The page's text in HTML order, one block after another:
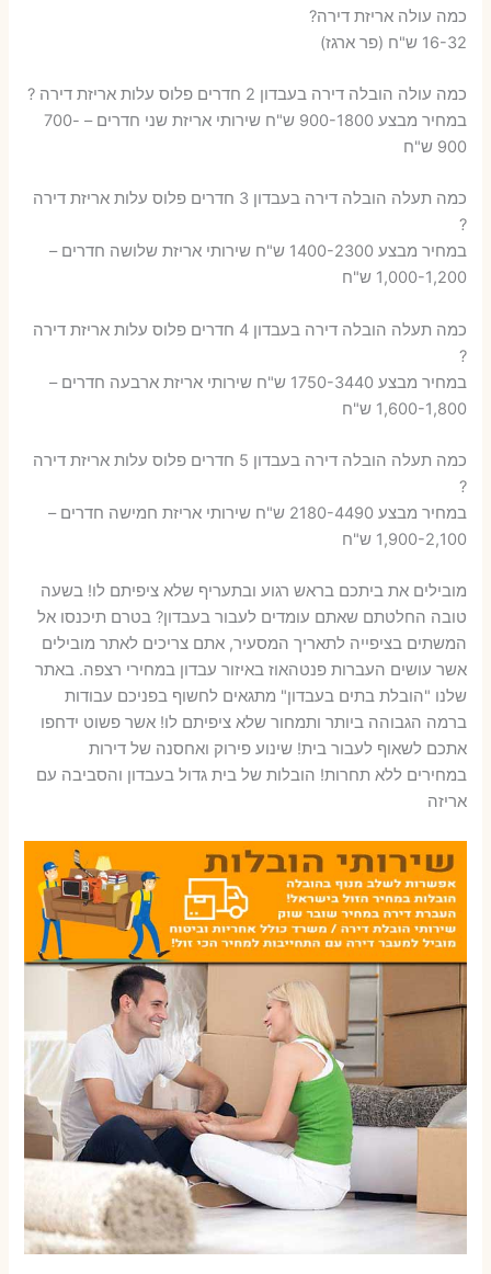
כמה עולה אריזת דירה​?
16-32 ש"ח (פר ארגז)
כמה עולה הובלה דירה בעבדון 2 חדרים פלוס עלות אריזת דירה ?
במחיר מבצע 900-1800 ש"ח שירותי אריזת שני חדרים – 700-
900 ש"ח
כמה תעלה הובלה דירה בעבדון 3 חדרים פלוס עלות אריזת דירה
?
במחיר מבצע 1400-2300 ש"ח שירותי אריזת שלושה חדרים –
1,000-1,200 ש"ח
כמה תעלה הובלה דירה בעבדון 4 חדרים פלוס עלות אריזת דירה
?
במחיר מבצע 1750-3440 ש"ח שירותי אריזת ארבעה חדרים –
1,600-1,800 ש"ח
כמה תעלה הובלה דירה בעבדון 5 חדרים פלוס עלות אריזת דירה
?
במחיר מבצע 2180-4490 ש"ח שירותי אריזת חמישה חדרים –
1,900-2,100 ש"ח
מובילים את ביתכם בראש רגוע ובתעריף שלא ציפיתם לו! בשעה
טובה החלטתם שאתם עומדים לעבור בעבדון? בטרם תיכנסו אל
המשתים בציפייה לתאריך המסעיר, אתם צריכים לאתר מובילים
אשר עושים העברות פנטהאוז באיזור עבדון במחירי רצפה. באתר
שלנו "הובלת בתים בעבדון" מתגאים לחשוף בפניכם עבודות
ברמה הגבוהה ביותר ותמחור שלא ציפיתם לו! אשר פשוט ידחפו
אתכם לשאוף לעבור בית! שינוע פירוק ואחסנה של דירות
במחירים ללא תחרות! הובלות של בית גדול בעבדון והסביבה עם
אריזה